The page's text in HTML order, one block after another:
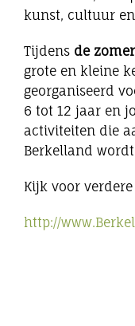
kunst, cultuur
Tijdens de
grote en kleine
georganiseerd
6 tot 12 jaar en
activiteiten die
Berkelland
Kijk voor
http://